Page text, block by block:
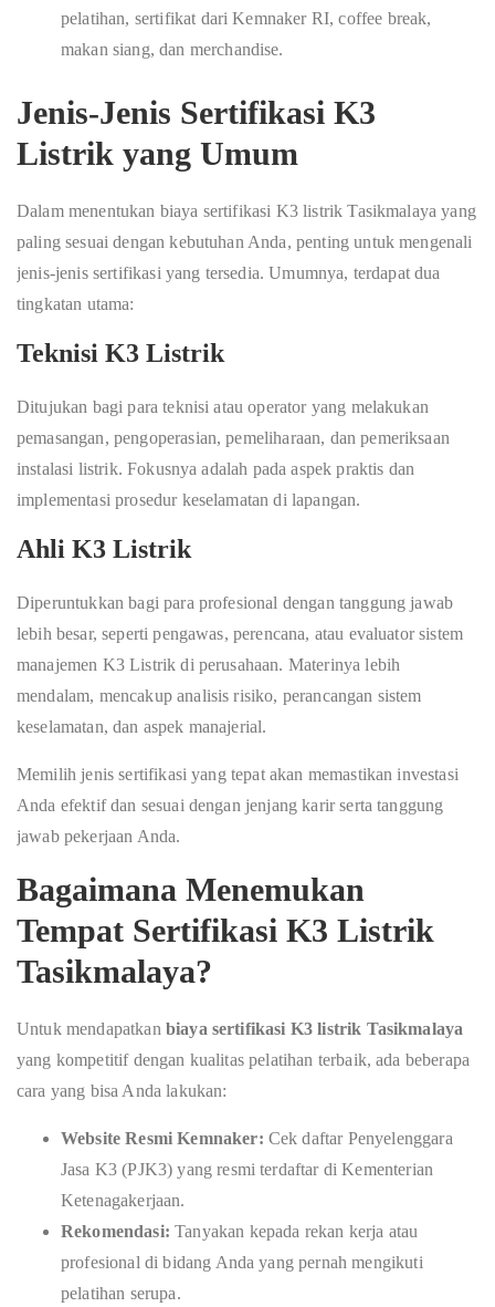
pelatihan, sertifikat dari Kemnaker RI, coffee break,
makan siang, dan merchandise.
Jenis-Jenis Sertifikasi K3
Listrik yang Umum
Dalam menentukan biaya sertifikasi K3 listrik Tasikmalaya yang
paling sesuai dengan kebutuhan Anda, penting untuk mengenali
jenis-jenis sertifikasi yang tersedia. Umumnya, terdapat dua
tingkatan utama:
Teknisi K3 Listrik
Ditujukan bagi para teknisi atau operator yang melakukan
pemasangan, pengoperasian, pemeliharaan, dan pemeriksaan
instalasi listrik. Fokusnya adalah pada aspek praktis dan
implementasi prosedur keselamatan di lapangan.
Ahli K3 Listrik
Diperuntukkan bagi para profesional dengan tanggung jawab
lebih besar, seperti pengawas, perencana, atau evaluator sistem
manajemen K3 Listrik di perusahaan. Materinya lebih
mendalam, mencakup analisis risiko, perancangan sistem
keselamatan, dan aspek manajerial.
Memilih jenis sertifikasi yang tepat akan memastikan investasi
Anda efektif dan sesuai dengan jenjang karir serta tanggung
jawab pekerjaan Anda.
Bagaimana Menemukan
Tempat Sertifikasi K3 Listrik
Tasikmalaya?
Untuk mendapatkan biaya sertifikasi K3 listrik Tasikmalaya
yang kompetitif dengan kualitas pelatihan terbaik, ada beberapa
cara yang bisa Anda lakukan:
Website Resmi Kemnaker: Cek daftar Penyelenggara
Jasa K3 (PJK3) yang resmi terdaftar di Kementerian
Ketenagakerjaan.
Rekomendasi: Tanyakan kepada rekan kerja atau
profesional di bidang Anda yang pernah mengikuti
pelatihan serupa.